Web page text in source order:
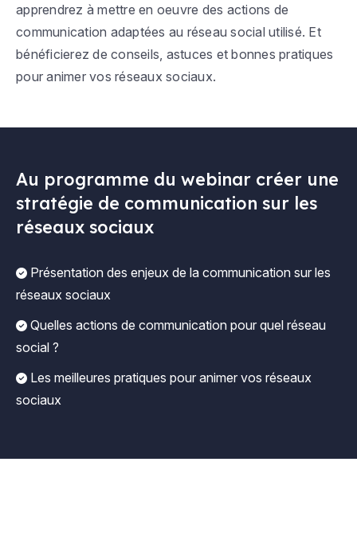
apprendrez à mettre en oeuvre des actions de
communication adaptées au réseau social utilisé. Et
bénéficierez de conseils, astuces et bonnes pratiques
pour animer vos réseaux sociaux.
Au programme du webinar créer une
stratégie de communication sur les
réseaux sociaux
Présentation des enjeux de la communication sur les
réseaux sociaux
Quelles actions de communication pour quel réseau
social ?
Les meilleures pratiques pour animer vos réseaux
sociaux